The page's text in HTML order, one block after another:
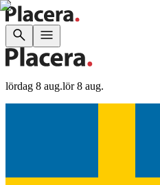
lördag 8 aug.lör 8 aug.